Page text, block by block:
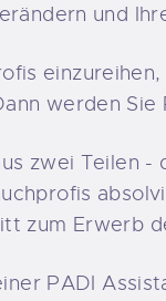
und
werden Sie
zwei Teilen
zum Erwerb
PADI